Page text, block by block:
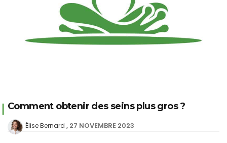
Comment obtenir des seins plus gros ?
Élise Bernard 27 NOVEMBRE 2023